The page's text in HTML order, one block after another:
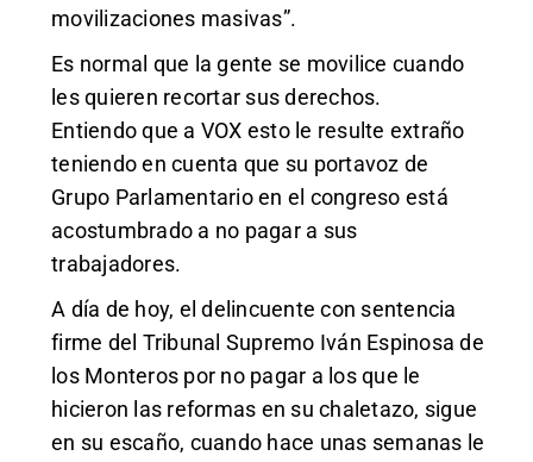
movilizaciones masivas”.
Es normal que la gente se movilice cuando
les quieren recortar sus derechos.
Entiendo que a VOX esto le resulte extraño
teniendo en cuenta que su portavoz de
Grupo Parlamentario en el congreso está
acostumbrado a no pagar a sus
trabajadores.
A día de hoy, el delincuente con sentencia
firme del Tribunal Supremo Iván Espinosa de
los Monteros por no pagar a los que le
hicieron las reformas en su chaletazo, sigue
en su escaño, cuando hace unas semanas le